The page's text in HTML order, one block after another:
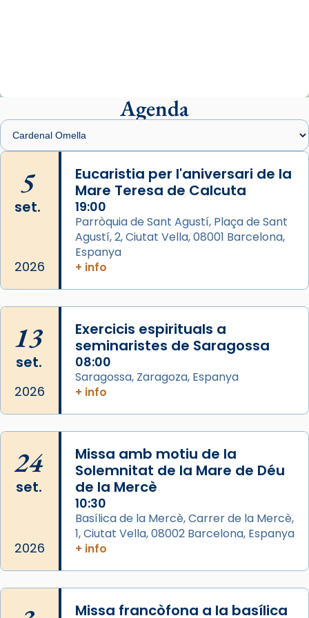
presidit aquest 27 de juliol la missa de Les
Santes de Mataró.
🔗
📸 J. Merino
Photo
View on Facebook ·
Arquebisbat de Barcelona
de Barcelona.
2 weeks ago
comitè organitzador de la visita apostòlica
del Sant Pare Lleó XIV a Barcelona, i als
col·laboradors, a la Catedral de Barcelona.
L’arquebisbe de Barcelona, el cardenal Joan
📸 Dr. G. Simón
Photo
View on Facebook ·
Arquebisbat de Barcelona
Memòria de les santes Juliana i
Semproniana, verges i màrtirs.
Agenda
5
set.
2026
Eucaristia per l'aniversari de la
Mare Teresa de Calcuta
19:00
Parròquia de Sant Agustí, Plaça de Sant
Agustí, 2, Ciutat Vella, 08001 Barcelona,
Espanya
+ info
13
set.
2026
Exercicis espirituals a
seminaristes de Saragossa
08:00
Saragossa, Zaragoza, Espanya
+ info
24
set.
2026
Missa amb motiu de la
Solemnitat de la Mare de Déu
de la Mercè
10:30
Basílica de la Mercè, Carrer de la Mercè,
1, Ciutat Vella, 08002 Barcelona, Espanya
+ info
Missa francòfona a la basílica